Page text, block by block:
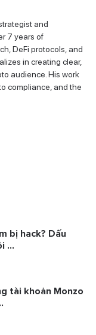
and
7 years of
DeFi protocols, and
in creating clear,
audience. His work
compliance, and the
bị hack? Dấu
...
tài khoản Monzo